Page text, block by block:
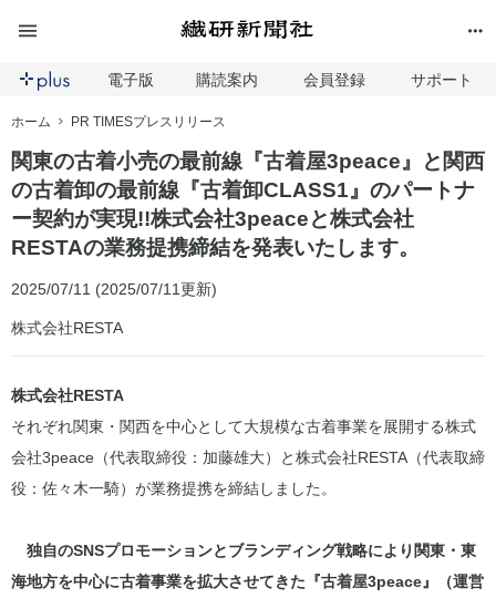
電子版 購読案内 会員登録 サポート
ホーム PR TIMESプレスリリース
関東の古着小売の最前線『古着屋3peace』と関西
の古着卸の最前線『古着卸CLASS1』のパートナ
ー契約が実現!!株式会社3peaceと株式会社
RESTAの業務提携締結を発表いたします。
2025/07/11 (2025/07/11更新)
株式会社RESTA
株式会社RESTA
それぞれ関東・関西を中心として大規模な古着事業を展開する株式
会社3peace（代表取締役：加藤雄大）と株式会社RESTA（代表取締
役：佐々木一騎）が業務提携を締結しました。
独自のSNSプロモーションとブランディング戦略により関東・東
海地方を中心に古着事業を拡大させてきた『古着屋3peace』（運営